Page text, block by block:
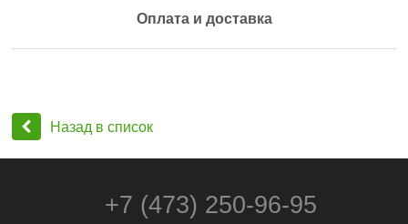
Оплата и доставка
Назад в список
+7 (473) 250-96-95